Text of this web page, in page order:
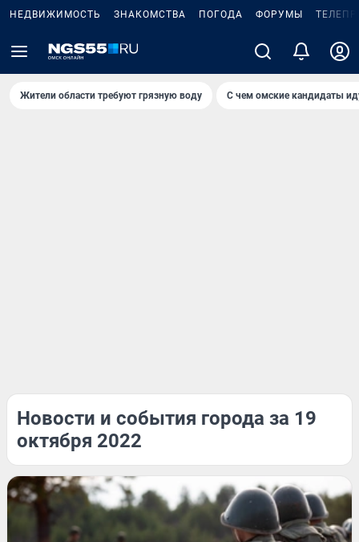
НЕДВИЖИМОСТЬ ЗНАКОМСТВА ПОГОДА ФОРУМЫ
Жители области требуют грязную воду С чем омские кандидаты
Новости и события города за 19
октября 2022